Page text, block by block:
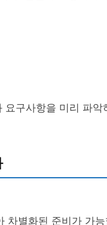
구사항을 미리 파악
차별화된 준비가 가